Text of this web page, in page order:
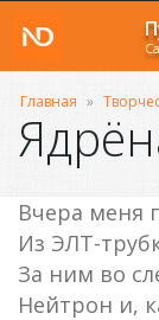
Главная »
Вчера меня
Из ЭЛТ-
За ним во
Нейтрон и,